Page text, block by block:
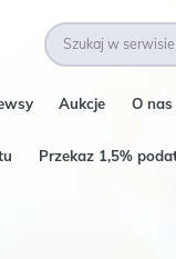
Aukcje O nas
Przekaz 1,5%